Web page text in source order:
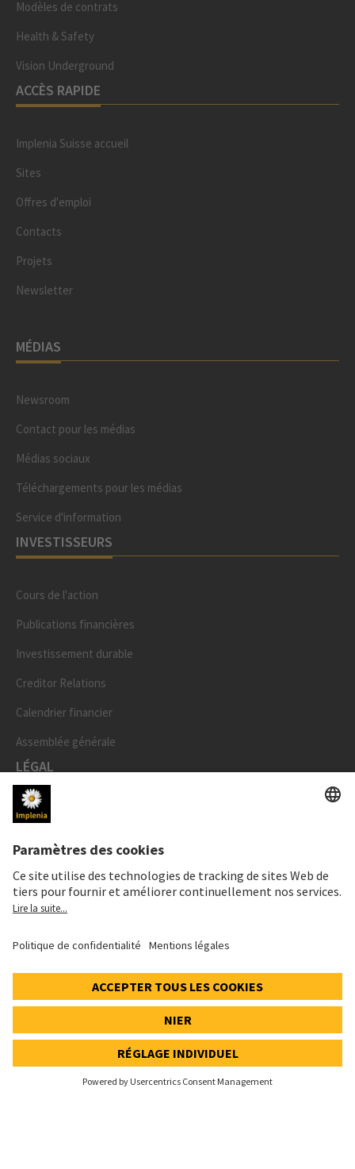
Modèles de contrats
Health & Safety
Vision Underground
ACCÈS RAPIDE
Implenia Suisse accueil
Sites
Offres d'emploi
Contacts
Projets
Newsletter
MÉDIAS
Newsroom
Contact pour les médias
Médias sociaux
Téléchargements pour les médias
Service d'information
INVESTISSEURS
Cours de l'action
Publications financières
Investissement durable
Creditor Relations
Calendrier financier
Assemblée générale
LÉGAL
Mentions légales
Données personnelles
Déclaration cookies et social media
Paramètres de confidentialité
SWX: Implenia AG
62,50 CHF
-0,20 CHF (-0,32%)